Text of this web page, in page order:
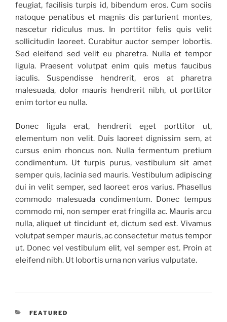
feugiat, facilisis turpis id, bibendum eros. Cum sociis
natoque penatibus et magnis dis parturient montes,
nascetur ridiculus mus. In porttitor felis quis velit
sollicitudin laoreet. Curabitur auctor semper lobortis.
Sed eleifend sed velit eu pharetra. Nulla et tempor
ligula. Praesent volutpat enim quis metus faucibus
iaculis. Suspendisse hendrerit, eros at pharetra
malesuada, dolor mauris hendrerit nibh, ut porttitor
enim tortor eu nulla.
Donec ligula erat, hendrerit eget porttitor ut,
elementum non velit. Duis laoreet dignissim sem, at
cursus enim rhoncus non. Nulla fermentum pretium
condimentum. Ut turpis purus, vestibulum sit amet
semper quis, lacinia sed mauris. Vestibulum adipiscing
dui in velit semper, sed laoreet eros varius. Phasellus
commodo malesuada condimentum. Donec tempus
commodo mi, non semper erat fringilla ac. Mauris arcu
nulla, aliquet ut tincidunt et, dictum sed est. Vivamus
volutpat semper mauris, ac consectetur metus tempor
ut. Donec vel vestibulum elit, vel semper est. Proin at
eleifend nibh. Ut lobortis urna non varius vulputate.
CATEGORIES
FEATURED